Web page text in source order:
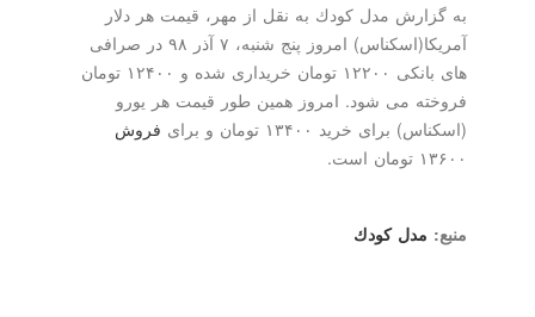
به گزارش مدل كودك به نقل از مهر، قیمت هر دلار
آمریكا(اسكناس) امروز پنج شنبه، ۷ آذر ۹۸ در صرافی
های بانكی ۱۲۲۰۰ تومان خریداری شده و ۱۲۴۰۰ تومان
فروخته می شود. امروز همین طور قیمت هر یورو
(اسكناس) برای خرید ۱۳۴۰۰ تومان و برای
فروش
مدل كودك